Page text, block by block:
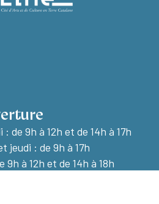
: de 9h à 12h et de 14h à 17h
jeudi : de 9h à 17h
9h à 12h et de 14h à 18h